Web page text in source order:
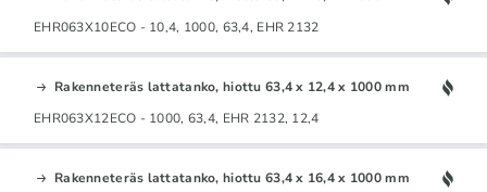
EHR063X10ECO - 10,4, 1000, 63,4, EHR 2132
Rakenneteräs lattatanko, hiottu 63,4 x 12,4 x 1000 mm
EHR063X12ECO - 1000, 63,4, EHR 2132, 12,4
Rakenneteräs lattatanko, hiottu 63,4 x 16,4 x 1000 mm